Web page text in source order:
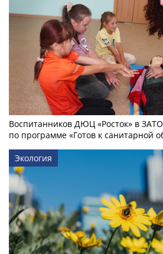
Воспитанников ДЮЦ «Росток» в
по программе «Готов к санитарной
Экология